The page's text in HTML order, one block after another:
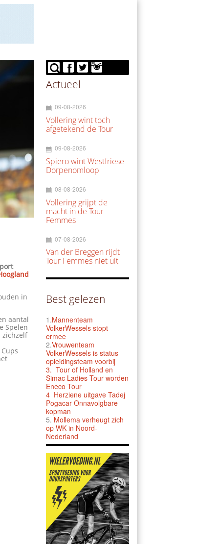
in
aantal
Spelen
zichzelf
Actueel
09-08-2026
Vollering wint toch
afgetekend de Tour
09-08-2026
Spiero wint Westfriese
Dorpenomloop
08-08-2026
Vollering grijpt de
macht in de Tour
Femmes
07-08-2026
Van der Breggen rijdt
Tour Femmes niet uit
Best gelezen
1.Mannenteam
VolkerWessels stopt
ermee
2.Vrouwenteam
VolkerWessels is status
opleidingsteam voorbij
3. Tour of Holland en
Simac Ladies Tour worden
Eneco Tour
4 Herziene uitgave Tadej
Pogacar Onnavolgbare
kopman
5. Mollema verheugt zich
op WK in Noord-
Nederland